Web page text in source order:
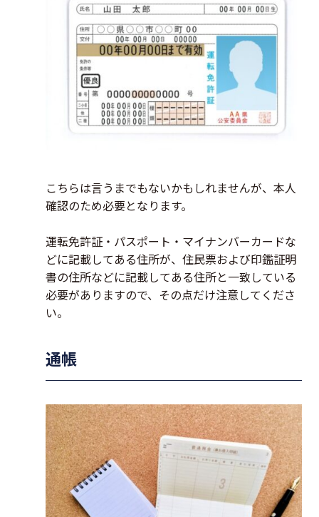
こちらは言うまでもないかもしれませんが、本人
確認のため必要となります。
運転免許証・パスポート・マイナンバーカードな
どに記載してある住所が、住民票および印鑑証明
書の住所などに記載してある住所と一致している
必要がありますので、その点だけ注意してくださ
い。
通帳